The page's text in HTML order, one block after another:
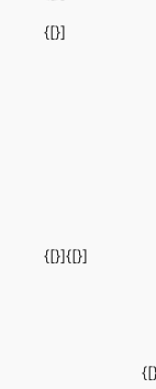
{[}]
{[}]{[}]